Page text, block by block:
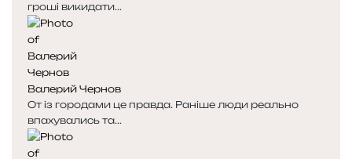
гроші викидати...
Валерий Чернов
От із городами це правда. Раніше люди реально
впахувались та...